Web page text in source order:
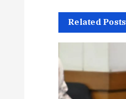
Related Posts